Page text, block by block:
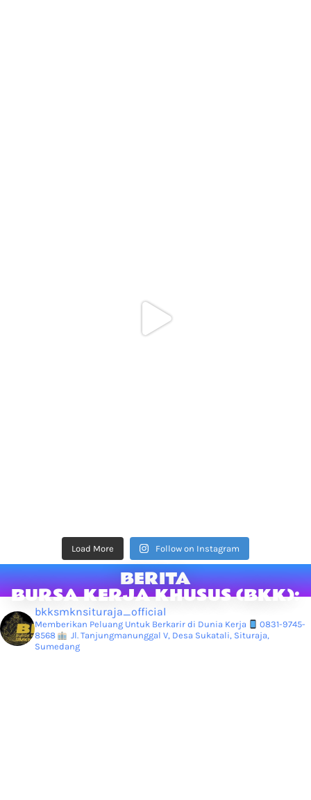
Load More Follow on Instagram
BERITA
BURSA KERJA KHUSUS (BKK):
bkksmknsituraja_official
Memberikan Peluang Untuk Berkarir di Dunia Kerja
0831-9745-
8568
Jl. Tanjungmanunggal V, Desa Sukatali, Situraja,
Sumedang